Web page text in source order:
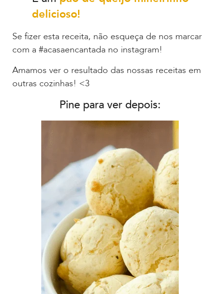
delicioso!
Se fizer esta receita, não esqueça de nos marcar
com a #acasaencantada no instagram!
Amamos ver o resultado das nossas receitas em
outras cozinhas! <3
Pine para ver depois: